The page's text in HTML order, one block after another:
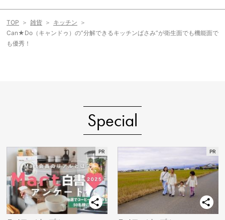
TOP 雑貨
キッチン
Can★Do（キャンドゥ）の”分解できるキッチンばさみ”が衛生面でも機能面で
も優秀！
Special